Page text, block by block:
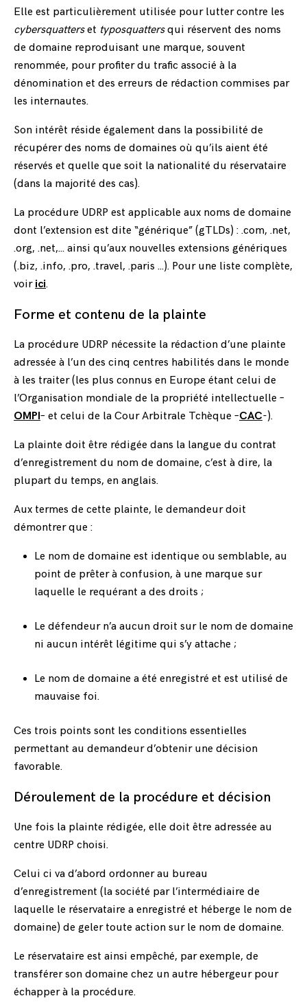
Elle est particulièrement utilisée pour lutter contre les
cybersquatterset typosquattersqui réservent des noms
de domaine reproduisant une marque, souvent
renommée, pour profiter du trafic associé à la
dénomination et des erreurs de rédaction commises par
les internautes.
Son intérêt réside également dans la possibilité de
récupérer des noms de domaines où qu’ils aient été
réservés et quelle que soit la nationalité du réservataire
(dans la majorité des cas).
La procédure UDRP est applicable aux noms de domaine
dont l’extension est dite “générique” (gTLDs) : .com, .net,
.org, .net,… ainsi qu’aux nouvelles extensions génériques
(.biz, .info, .pro, .travel, .paris …). Pour une liste complète,
voir ici.
Forme et contenu de la plainte
La procédure UDRP nécessite la rédaction d’une plainte
adressée à l’un des cinq centres habilités dans le monde
à les traiter (les plus connus en Europe étant celui de
l’Organisation mondiale de la propriété intellectuelle –
OMPI– et celui de la Cour Arbitrale Tchèque –CAC-).
La plainte doit être rédigée dans la langue du contrat
d’enregistrement du nom de domaine, c’est à dire, la
plupart du temps, en anglais.
Aux termes de cette plainte, le demandeur doit
démontrer que :
Le nom de domaine est identique ou semblable, au
point de prêter à confusion, à une marque sur
laquelle le requérant a des droits ;
Le défendeur n’a aucun droit sur le nom de domaine
ni aucun intérêt légitime qui s’y attache ;
Le nom de domaine a été enregistré et est utilisé de
mauvaise foi.
Ces trois points sont les conditions essentielles
permettant au demandeur d’obtenir une décision
favorable.
Déroulement de la procédure et décision
Une fois la plainte rédigée, elle doit être adressée au
centre UDRP choisi.
Celui ci va d’abord ordonner au bureau
d’enregistrement (la société par l’intermédiaire de
laquelle le réservataire a enregistré et héberge le nom de
domaine) de geler toute action sur le nom de domaine.
Le réservataire est ainsi empêché, par exemple, de
transférer son domaine chez un autre hébergeur pour
échapper à la procédure.